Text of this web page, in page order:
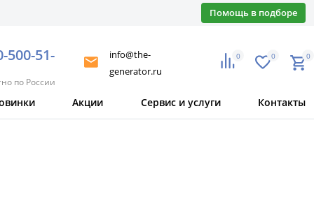
Помощь в подборе
500-51-
по России
info@the-
generator.ru
0 0 0
Акции Сервис и услуги Контакты